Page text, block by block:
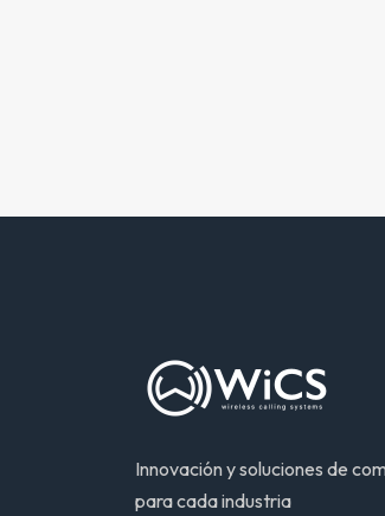
Innovación y soluciones de
para cada industria